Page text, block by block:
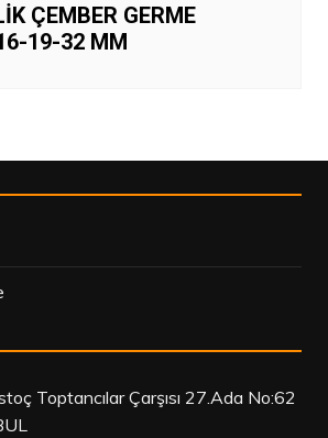
ÇEMBER GERME
19-32 MM
Toptancılar Çarşısı 27.Ada No:62